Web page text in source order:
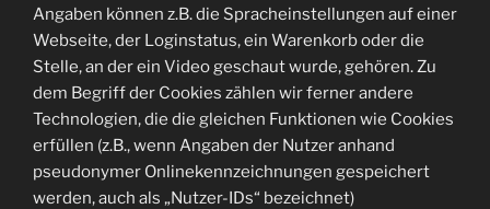
Angaben können z.B. die Spracheinstellungen auf einer
Webseite, der Loginstatus, ein Warenkorb oder die
Stelle, an der ein Video geschaut wurde, gehören. Zu
dem Begriff der Cookies zählen wir ferner andere
Technologien, die die gleichen Funktionen wie Cookies
erfüllen (z.B., wenn Angaben der Nutzer anhand
pseudonymer Onlinekennzeichnungen gespeichert
werden, auch als „Nutzer-IDs“ bezeichnet)